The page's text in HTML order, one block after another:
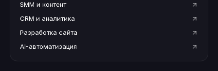
SMM и контент
CRM и аналитика
Разработка сайта
AI-автоматизация